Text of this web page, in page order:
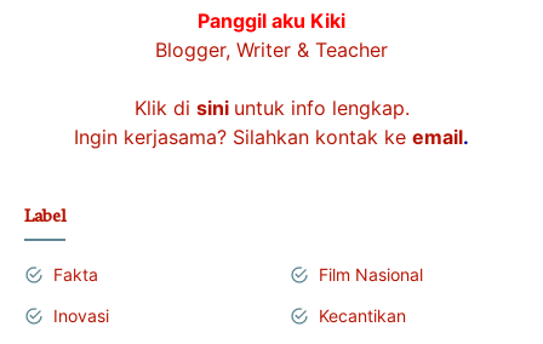
Panggil aku Kiki
Blogger, Writer & Teacher
Klik di sini untuk info lengkap.
Ingin kerjasama? Silahkan kontak ke email.
Label
Fakta
Film Nasional
Inovasi
Kecantikan